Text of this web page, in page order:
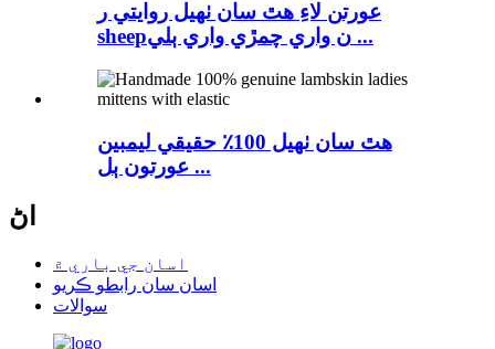
عورتن لاءِ هٿ سان ٺهيل روايتي ر
sheepن واري چمڙي واري ٻلي ...
هٿ سان ٺهيل 100٪ حقيقي ليمبين
عورتون ٻل ...
اڻ
اسان جي باري ۾
اسان سان رابطو ڪريو
سوالات